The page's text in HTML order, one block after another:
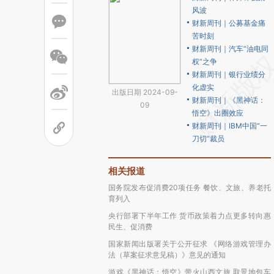
出版日期 2024-09-
09
风波
财新周刊｜公募基金痛
苦时刻
财新周刊｜汽车“油电同
权”之争
财新周刊｜银行业绩分
化虚实
财新周刊｜《黑神话：
悟空》出圈效应
财新周刊｜IBM中国“一
刀切”裁员
相关报道
国务院发布促消费20项任务 餐饮、文旅、养老托
育列入
央行部署下半年工作 货币政策着力点更多转向惠
民生、促消费
国家新闻出版署关于公开征求 《网络游戏管理办
法（草案征求意见稿）》意见的通知
游戏《黑神话：悟空》带火山西文旅 取景地包车